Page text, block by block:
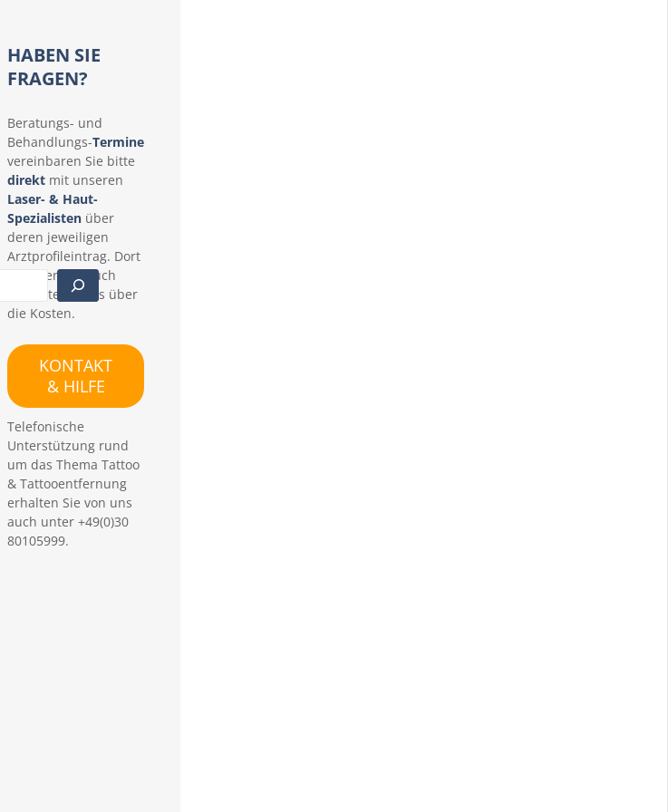
HABEN SIE
FRAGEN?
Beratungs- und
Behandlungs-Termine
vereinbaren Sie bitte
direktmit unseren
Laser- & Haut-
Spezialistenüber
deren jeweiligen
Arztprofileintrag. Dort
erfahren Sie auch
konkrete Details über
die Kosten.
KONTAKT
& HILFE
Telefonische
Unterstützung rund
um das Thema Tattoo
& Tattooentfernung
erhalten Sie von uns
auch unter +49(0)30
80105999.